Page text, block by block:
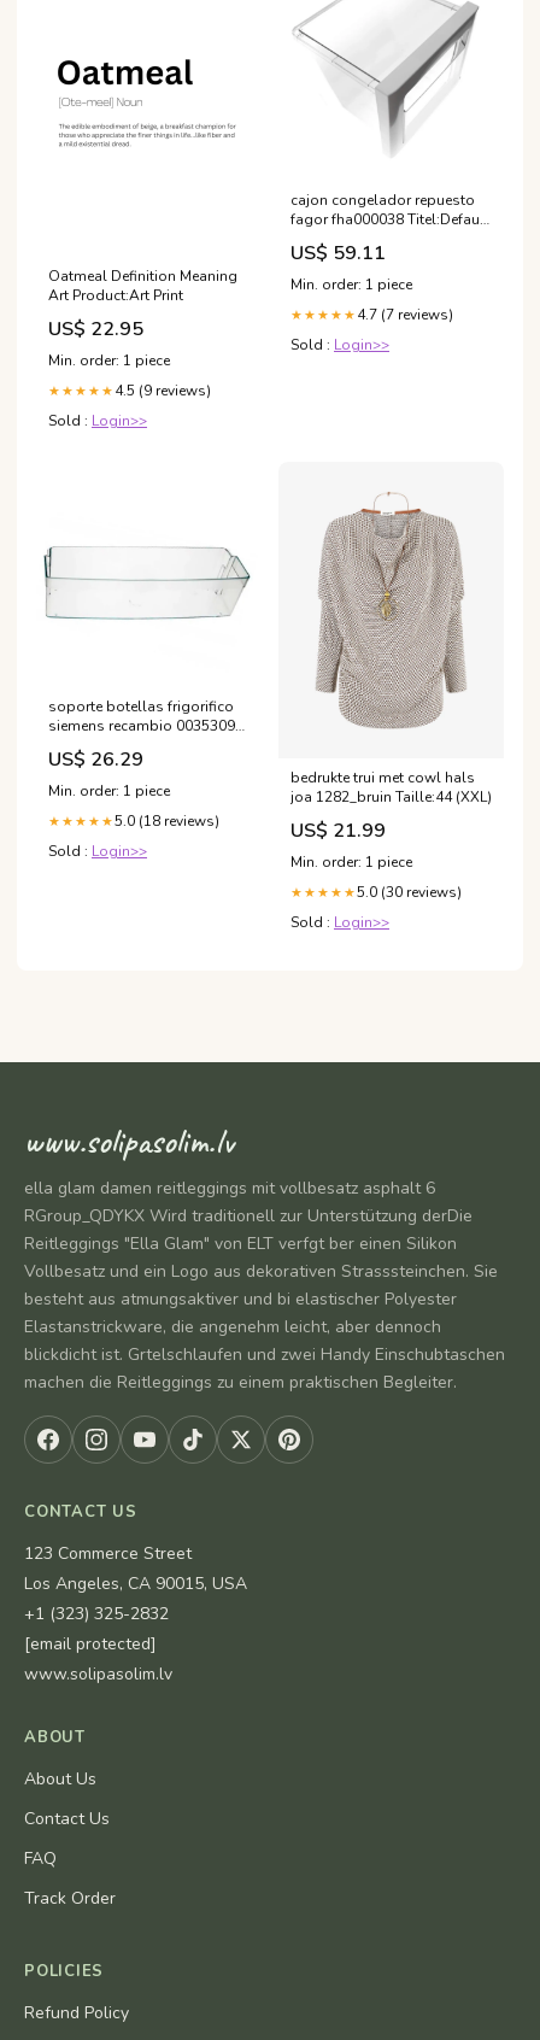
Oatmeal Definition Meaning
Art Product:Art Print
US$ 22.95
Min. order: 1 piece
★★★★★ 4.5 (9 reviews)
Sold : Login>>
cajon congelador repuesto
fagor fha000038 Titel:Default
US$ 59.11
Min. order: 1 piece
★★★★★ 4.7 (7 reviews)
Sold : Login>>
soporte botellas frigorifico
siemens recambio 00353093
Titel:Default Title
US$ 26.29
Min. order: 1 piece
★★★★★5.0 (18 reviews)
Sold : Login>>
bedrukte trui met cowl hals
joa 1282_bruin Taille:44 (XXL)
US$ 21.99
Min. order: 1 piece
★★★★★5.0 (30 reviews)
Sold : Login>>
www.solipasolim.lv
ella glam damen reitleggings mit vollbesatz asphalt 6
RGroup_QDYKX Wird traditionell zur Unterstützung derDie
Reitleggings "Ella Glam" von ELT verfgt ber einen Silikon
Vollbesatz und ein Logo aus dekorativen Strasssteinchen. Sie
besteht aus atmungsaktiver und bi elastischer Polyester
Elastanstrickware, die angenehm leicht, aber dennoch
blickdicht ist. Grtelschlaufen und zwei Handy Einschubtaschen
machen die Reitleggings zu einem praktischen Begleiter.
CONTACT US
123 Commerce Street
Los Angeles, CA 90015, USA
+1 (323) 325-2832
[email protected]
www.solipasolim.lv
ABOUT
About Us
Contact Us
FAQ
Track Order
POLICIES
Refund Policy